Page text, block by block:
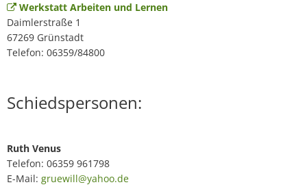
Werkstatt Arbeiten und Lernen
Daimlerstraße 1
67269 Grünstadt
Telefon: 06359/84800
Schiedspersonen:
Ruth Venus
Telefon: 06359 961798
E-Mail: gruewill@yahoo.de